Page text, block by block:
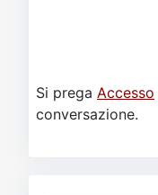
Si prega Accesso
conversazione.